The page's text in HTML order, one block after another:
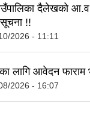
दैलेखको
!!
2026 - 11:11
लागि आवेदन
2026 - 16:07